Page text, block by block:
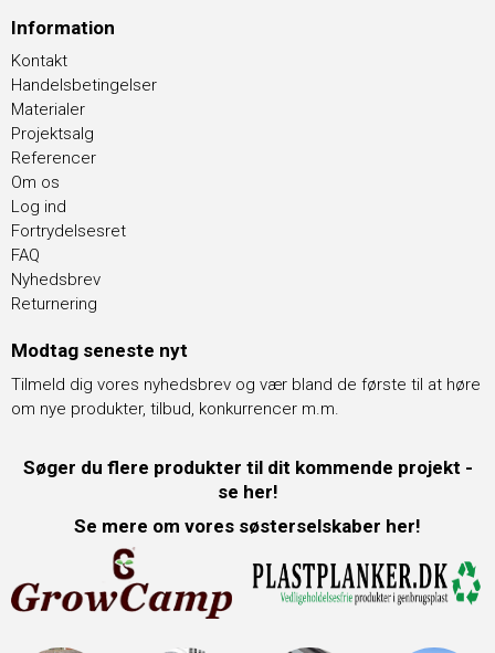
Information
Kontakt
Handelsbetingelser
Materialer
Projektsalg
Referencer
Om os
Log ind
Fortrydelsesret
FAQ
Nyhedsbrev
Returnering
Modtag seneste nyt
Tilmeld dig vores nyhedsbrev og vær bland de første til at høre
om nye produkter, tilbud, konkurrencer m.m.
Søger du flere produkter til dit kommende projekt -
se her!
Se mere om vores søsterselskaber her!